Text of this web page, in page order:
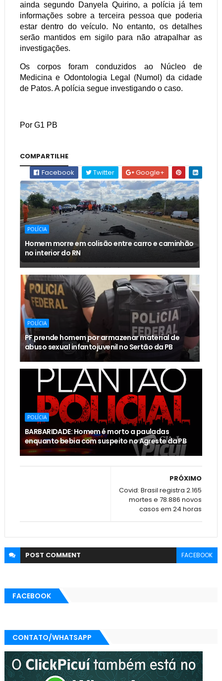
ainda segundo Danyela Quirino, a polícia já tem
informações sobre a terceira pessoa que poderia
estar dentro do veículo. No entanto, os detalhes
serão mantidos em sigilo para não atrapalhar as
investigações.
Os corpos foram conduzidos ao Núcleo de
Medicina e Odontologia Legal (Numol) da cidade
de Patos. A polícia segue investigando o caso.
Por G1 PB
COMPARTILHE
Facebook
Twitter Google+
POLÍCIA
Homem morre em colisão entre carro e caminhão
no interior do RN
POLÍCIA
PF prende homem por armazenar material de
abuso sexual infantojuvenil no Sertão da PB
POLÍCIA
BARBARIDADE: Homem é morto a pauladas
enquanto bebia com suspeito no Agreste da PB
PRÓXIMO
Covid: Brasil registra 2.165
mortes e 78.886 novos
casos em 24 horas
POST COMMENT FACEBOOK
FACEBOOK
CONTATO/WHATSAPP